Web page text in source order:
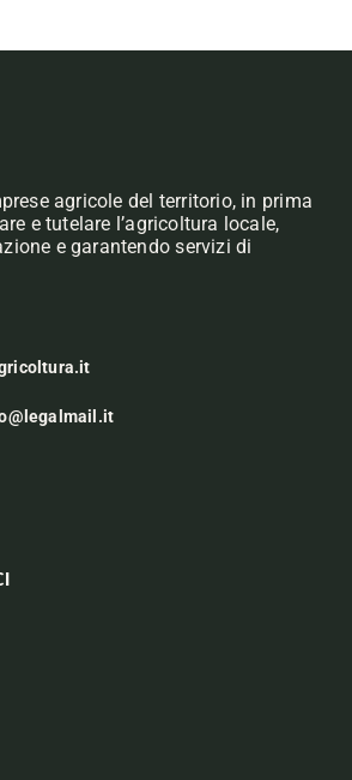
agricole del territorio, in prima
e tutelare l’agricoltura locale,
e garantendo servizi di